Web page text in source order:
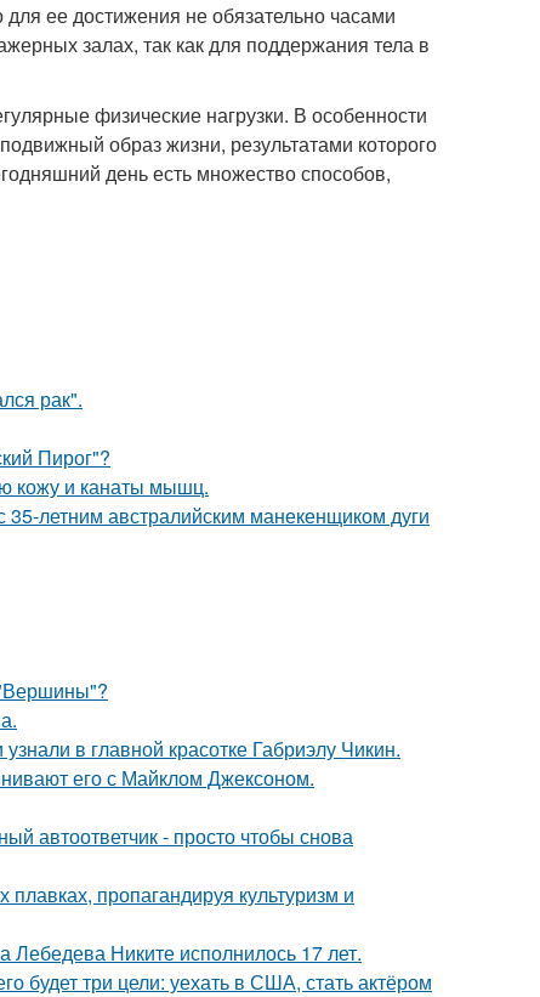
ее достижения не обязательно часами
залах, так как для поддержания тела в
физические нагрузки. В особенности
образ жизни, результатами которого
день есть множество способов,
рак".
Пирог"?
кожу и канаты мышц.
летним австралийским манекенщиком дуги
в главной красотке Габриэлу Чикин.
его с Майклом Джексоном.
автоответчик - просто чтобы снова
пропагандируя культуризм и
Никите исполнилось 17 лет.
будет три цели: уехать в США, стать актёром